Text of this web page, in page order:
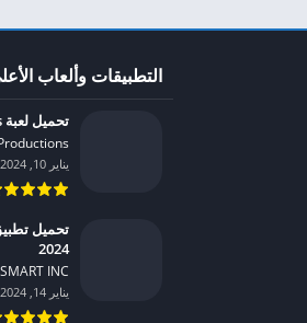
التطبيقات وألعاب
تحميل لعبة Super Sus مهكرة للاندرويد 2024
يناير 10, 2024
2024
INC.‏
يناير 14, 2024